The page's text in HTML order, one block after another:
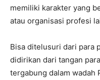
memiliki karakter yang
atau organisasi profesi
Bisa ditelusuri dari para
didirikan dari tangan
tergabung dalam wadah